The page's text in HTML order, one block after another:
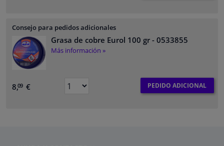
Consejo para pedidos adicionales
Grasa de cobre Eurol 100 gr - 0533855
Más información »
8,09 € PEDIDO ADICIONAL